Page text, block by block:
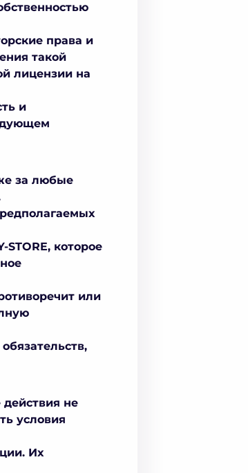
права и
такой
лицензии на
и
за любые
которое
или
действия не
условия
Их